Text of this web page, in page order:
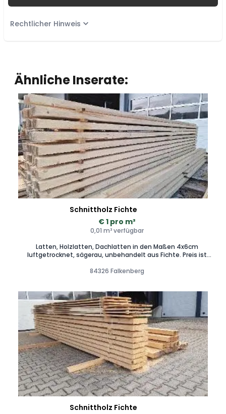
Rechtlicher Hinweis
Ähnliche Inserate:
Schnittholz Fichte
€ 1 pro m³
0,01 m³ verfügbar
Latten, Holzlatten, Dachlatten in den Maßen 4x6cm
luftgetrocknet, sägerau, unbehandelt aus Fichte. Preis ist
84326 Falkenberg
Schnittholz Fichte